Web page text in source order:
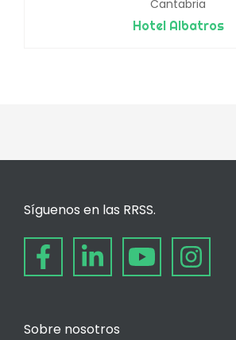
Cantabria
Hotel Albatros
Síguenos en las RRSS.
Sobre nosotros